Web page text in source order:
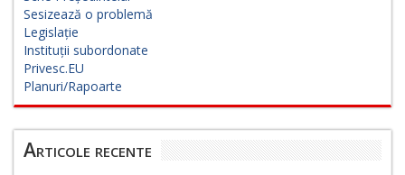
Sesizează o problemă
Legislație
Instituții subordonate
Privesc.EU
Planuri/Rapoarte
Articole recente